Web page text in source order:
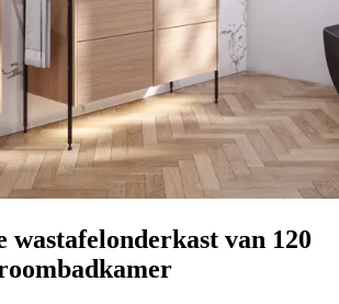
wastafelonderkast van 120